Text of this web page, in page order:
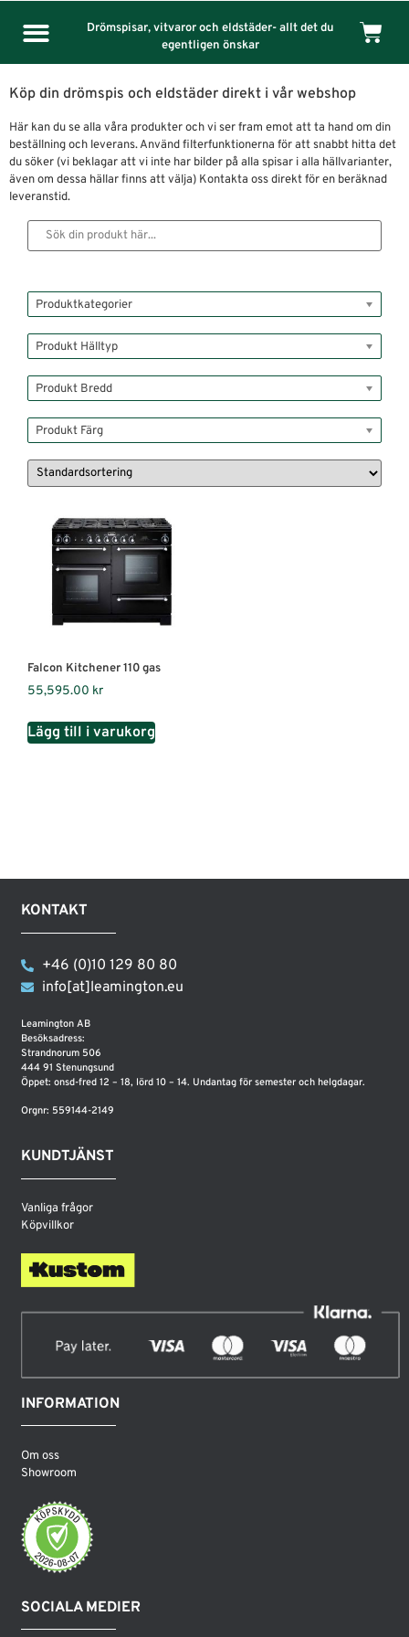
Drömspisar, vitvaror och eldstäder- allt det du
egentligen önskar
Köp din drömspis och eldstäder direkt i vår webshop
Här kan du se alla våra produkter och vi ser fram emot att ta hand om din
beställning och leverans. Använd filterfunktionerna för att snabbt hitta det
du söker (vi beklagar att vi inte har bilder på alla spisar i alla hällvarianter,
även om dessa hällar finns att välja) Kontakta oss direkt för en beräknad
leveranstid.
Produktkategorier
Produkt Hälltyp
Produkt Bredd
Produkt Färg
Falcon Kitchener 110 gas
55,595.00 kr
Lägg till i varukorg
KONTAKT
+46 (0)10 129 80 80
info[at]leamington.eu
Leamington AB
Besöksadress:
Strandnorum 506
444 91 Stenungsund
Öppet: onsd-fred 12 – 18, lörd 10 – 14. Undantag för semester och helgdagar.
Orgnr: 559144-2149
KUNDTJÄNST
Vanliga frågor
Köpvillkor
INFORMATION
Om oss
Showroom
SOCIALA MEDIER